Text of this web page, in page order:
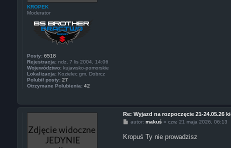
KROPEK
Moderator
Posty: 6518
Rejestracja:ndz, 7 lis 2004, 14:06
Województwo:kujawsko-pomorskie
Lokalizacja:Kozielec gm. Dobrcz
Polubił posty: 27
Otrzymane Polubienia: 42
Re: Wyjazd na rozpoczęcie 21-24.05.26
P
t
autor:makuś »czw, 21 maja 2026, 06:13
Kropuś Ty nie prowadzisz